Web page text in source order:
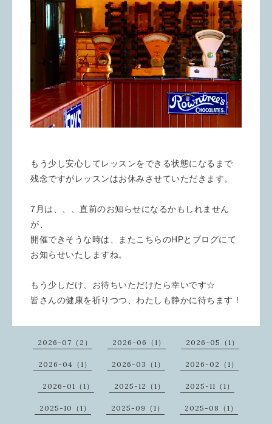
もう少し安心してレッスンをできる状態になるまで
残念ですがレッスンはお休みさせていただきます。
7月は、、、直前のお知らせになるかもしれません
が、
開催できそうな時は、またこちらのHPとブログにて
お知らせいたしますね。
もう少しだけ、お待ちいただけたら幸いです☆
皆さんの健康を祈りつつ、わたしも静かに待ちます！
2026-07（2） 2026-06（1） 2026-05（1）
2026-04（1） 2026-03（1） 2026-02（1）
2026-01（1） 2025-12（1） 2025-11（1）
2025-10（1） 2025-09（1） 2025-08（1）